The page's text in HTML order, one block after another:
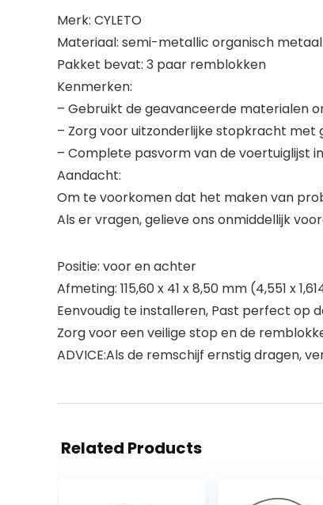
Merk: CYLETO
Materiaal: semi-metallic organisch metaal
Pakket bevat: 3 paar remblokken
Kenmerken:
– Gebruikt de geavanceerde materialen
– Zorg voor uitzonderlijke stopkracht met
– Complete pasvorm van de voertuiglijst
Aandacht:
Om te voorkomen dat het maken van
Als er vragen, gelieve ons onmiddellijk
Positie: voor en achter
Afmeting: 115,60 x 41 x 8,50 mm (4,551 x
Eenvoudig te installeren, Past perfect op
Zorg voor een veilige stop en de
ADVICE:Als de remschijf ernstig dragen,
Related Products